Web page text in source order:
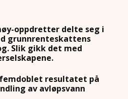
oppdretter delte seg i
grunnrenteskattens
Slik gikk det med
femdoblet resultatet på
av avløpsvann